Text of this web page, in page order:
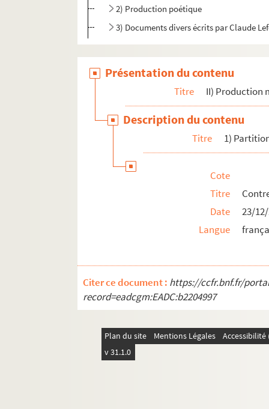
2) Production poétique
3) Documents divers écrits par Claude
Présentation du contenu
Titre II) Production
Description du contenu
Titre 1)
Cote
Titre
Date
23/
Langue
Citer ce document : https://ccfr.bnf.fr/
record=eadcgm:EADC:b2204997
Plan du site Mentions Légales
v 31.1.0